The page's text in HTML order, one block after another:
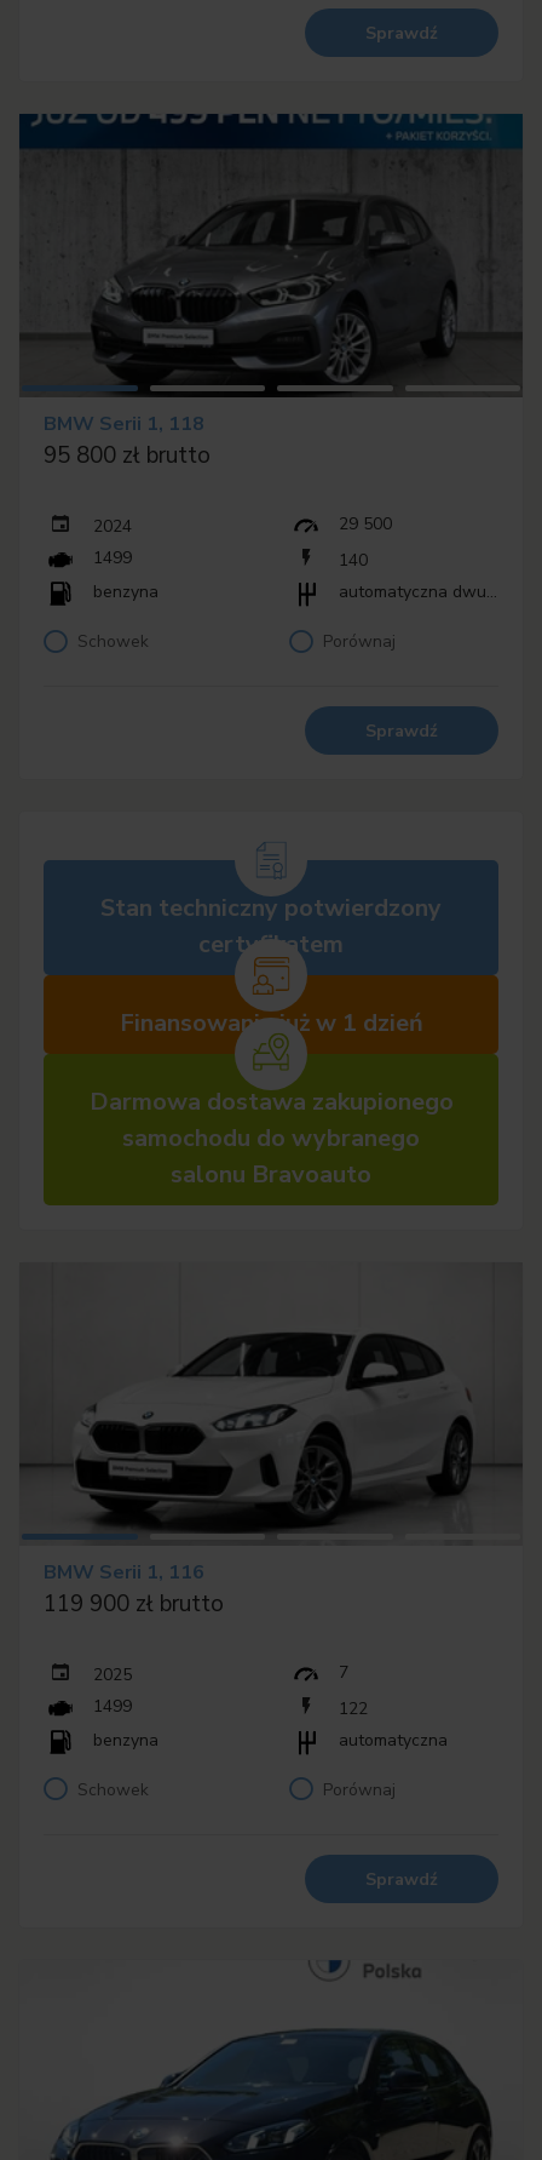
Sprawdź
BMW Serii 1, 118
95 800 zł brutto
2024
29 500
1499
140
benzyna
automatyczna dwusprzęgłowa (DCT, DSG)
Schowek Porównaj
Sprawdź
Stan techniczny potwierdzony
certyfikatem
Finansowanie już w 1 dzień
Darmowa dostawa zakupionego
samochodu do wybranego
salonu Bravoauto
BMW Serii 1, 116
119 900 zł brutto
2025
7
1499
122
benzyna
automatyczna
Schowek Porównaj
Sprawdź